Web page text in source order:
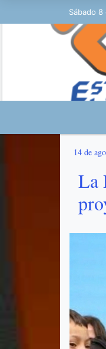
Sábado
14 de
La